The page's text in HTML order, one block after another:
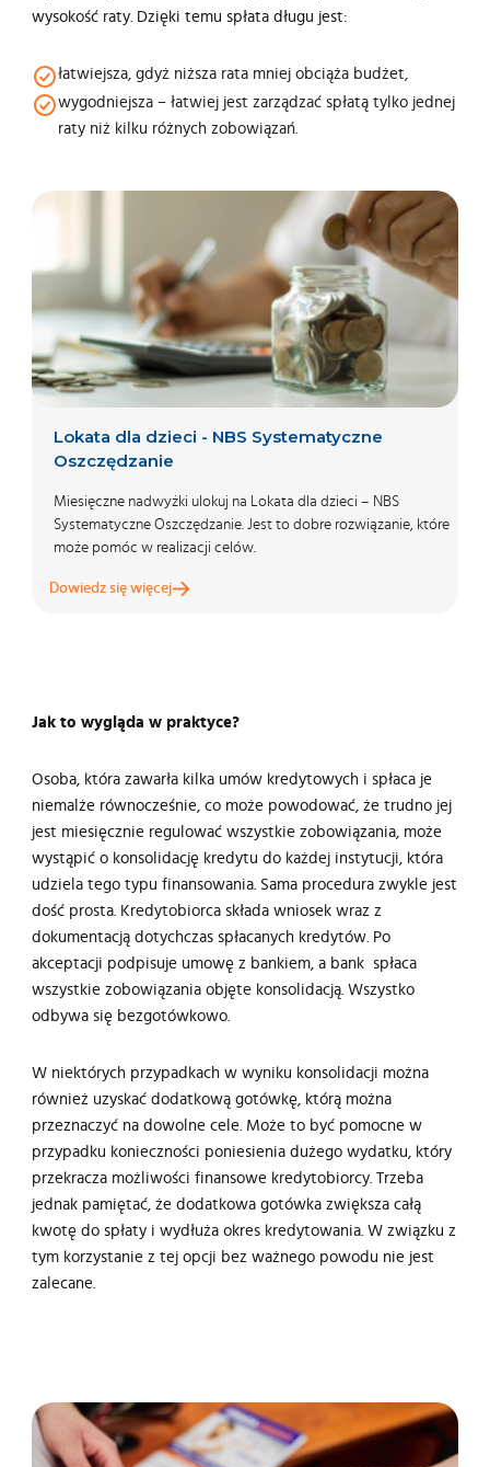
wysokość raty. Dzięki temu spłata długu jest:
łatwiejsza, gdyż niższa rata mniej obciąża budżet,
wygodniejsza – łatwiej jest zarządzać spłatą tylko jednej
raty niż kilku różnych zobowiązań.
Lokata dla dzieci - NBS Systematyczne
Oszczędzanie
Miesięczne nadwyżki ulokuj na Lokata dla dzieci – NBS
Systematyczne Oszczędzanie. Jest to dobre rozwiązanie, które
może pomóc w realizacji celów.
Dowiedz się więcej
Jak to wygląda w praktyce?
Osoba, która zawarła kilka umów kredytowych i spłaca je
niemalże równocześnie, co może powodować, że trudno jej
jest miesięcznie regulować wszystkie zobowiązania, może
wystąpić o konsolidację kredytu do każdej instytucji, która
udziela tego typu finansowania. Sama procedura zwykle jest
dość prosta. Kredytobiorca składa wniosek wraz z
dokumentacją dotychczas spłacanych kredytów. Po
akceptacji podpisuje umowę z bankiem, a bank spłaca
wszystkie zobowiązania objęte konsolidacją. Wszystko
odbywa się bezgotówkowo.
W niektórych przypadkach w wyniku konsolidacji można
również uzyskać dodatkową gotówkę, którą można
przeznaczyć na dowolne cele. Może to być pomocne w
przypadku konieczności poniesienia dużego wydatku, który
przekracza możliwości finansowe kredytobiorcy. Trzeba
jednak pamiętać, że dodatkowa gotówka zwiększa całą
kwotę do spłaty i wydłuża okres kredytowania. W związku z
tym korzystanie z tej opcji bez ważnego powodu nie jest
zalecane.